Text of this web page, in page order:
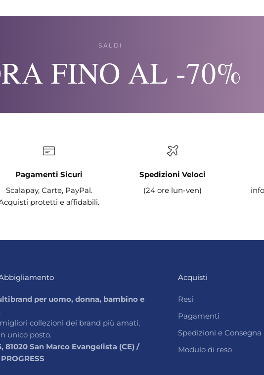
SALDI
FINO AL -70%
Pagamenti Sicuri
Scalapay, Carte, PayPal.
protetti e affidabili.
Spedizioni Veloci
(24 ore lun-ven)
per uomo, donna, bambino e
collezioni dei brand più amati,
unico posto.
81020 San Marco Evangelista (CE) /
Acquisti
Resi
Pagamenti
Spedizioni e Consegna
Modulo di reso